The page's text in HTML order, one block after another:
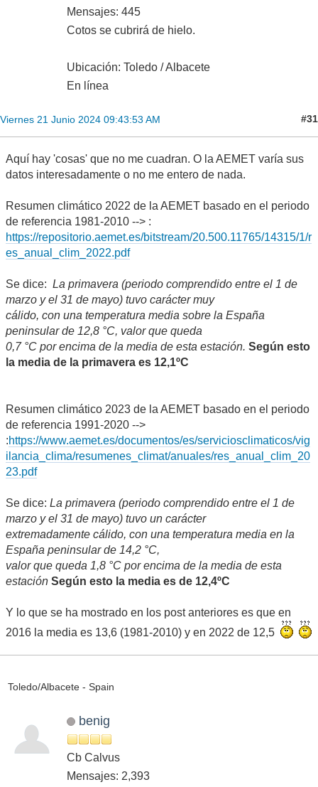
Mensajes: 445
Cotos se cubrirá de hielo.
Ubicación: Toledo / Albacete
En línea
Viernes 21 Junio 2024 09:43:53 AM #31
Aquí hay 'cosas' que no me cuadran. O la AEMET varía sus
datos interesadamente o no me entero de nada.
Resumen climático 2022 de la AEMET basado en el periodo
de referencia 1981-2010 --> :
https://repositorio.aemet.es/bitstream/20.500.11765/14315/1/r
es_anual_clim_2022.pdf
Se dice: La primavera (periodo comprendido entre el 1 de
marzo y el 31 de mayo) tuvo carácter muy
cálido, con una temperatura media sobre la España
peninsular de 12,8 °C, valor que queda
0,7 °C por encima de la media de esta estación. Según esto
la media de la primavera es 12,1ºC
Resumen climático 2023 de la AEMET basado en el periodo
de referencia 1991-2020 -->
:https://www.aemet.es/documentos/es/serviciosclimaticos/vig
ilancia_clima/resumenes_climat/anuales/res_anual_clim_20
23.pdf
Se dice: La primavera (periodo comprendido entre el 1 de
marzo y el 31 de mayo) tuvo un carácter
extremadamente cálido, con una temperatura media en la
España peninsular de 14,2 °C,
valor que queda 1,8 °C por encima de la media de esta
estación Según esto la media es de 12,4ºC
Y lo que se ha mostrado en los post anteriores es que en
2016 la media es 13,6 (1981-2010) y en 2022 de 12,5
Toledo/Albacete - Spain
benig
Cb Calvus
Mensajes: 2,393